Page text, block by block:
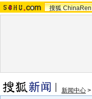
搜狐 ChinaRen
新闻中心 >